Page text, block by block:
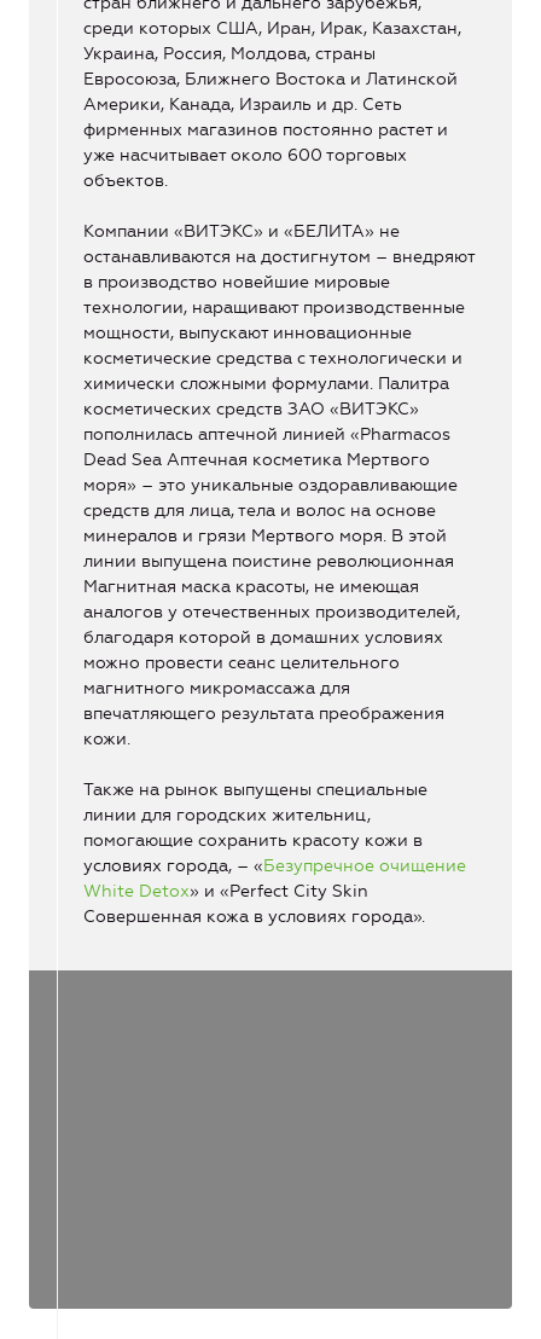
среди которых США, Иран, Ирак, Казахстан,
Украина, Россия, Молдова, страны
Евросоюза, Ближнего Востока и Латинской
Америки, Канада, Израиль и др. Сеть
фирменных магазинов постоянно растет и
уже насчитывает около 600 торговых
объектов.
Компании «ВИТЭКС» и «БЕЛИТА» не
останавливаются на достигнутом – внедряют
в производство новейшие мировые
технологии, наращивают производственные
мощности, выпускают инновационные
косметические средства с технологически и
химически сложными формулами. Палитра
косметических средств ЗАО «ВИТЭКС»
пополнилась аптечной линией «Pharmacos
Dead Sea Аптечная косметика Мертвого
моря» – это уникальные оздоравливающие
средств для лица, тела и волос на основе
минералов и грязи Мертвого моря. В этой
линии выпущена поистине революционная
Магнитная маска красоты, не имеющая
аналогов у отечественных производителей,
благодаря которой в домашних условиях
можно провести сеанс целительного
магнитного микромассажа для
впечатляющего результата преображения
кожи.
Также на рынок выпущены специальные
линии для городских жительниц,
помогающие сохранить красоту кожи в
условиях города, – «Безупречное очищение
White Detox» и «Perfect City Skin
Совершенная кожа в условиях города».